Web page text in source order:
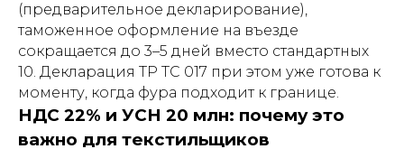
(предварительное декларирование),
таможенное оформление на въезде
сокращается до 3–5 дней вместо стандартных
10. Декларация ТР ТС 017 при этом уже готова к
моменту, когда фура подходит к границе.
НДС 22% и УСН 20 млн: почему это
важно для текстильщиков